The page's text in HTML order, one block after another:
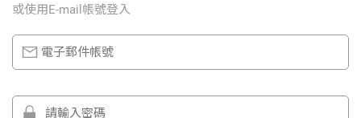
或使⽤E-mail帳號登入